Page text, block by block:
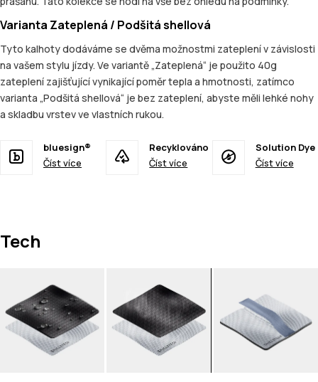
Varianta Zateplená / Podšitá shellová
Tyto kalhoty dodáváme se dvěma možnostmi zateplení v závislosti
na vašem stylu jízdy. Ve variantě „Zateplená“ je použito 40g
zateplení zajišťující vynikající poměr tepla a hmotnosti, zatímco
varianta „Podšitá shellová“ je bez zateplení, abyste měli lehké nohy
a skladbu vrstev ve vlastních rukou.
bluesign®
Číst více
Recyklováno
Číst více
Solution Dye
Číst více
Tech